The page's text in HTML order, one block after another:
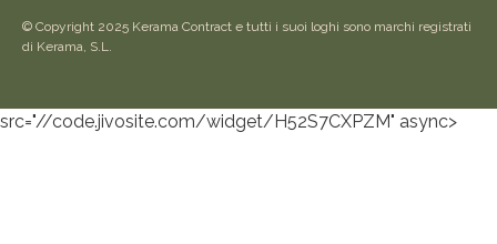
© Copyright 2025 Kerama Contract e tutti i suoi loghi sono marchi registrati
di Kerama, S.L.
src="//code.jivosite.com/widget/H52S7CXPZM" async>